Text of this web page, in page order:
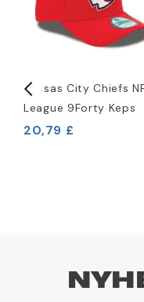
Kansas City Chiefs
League 9Forty Keps
20,79 £